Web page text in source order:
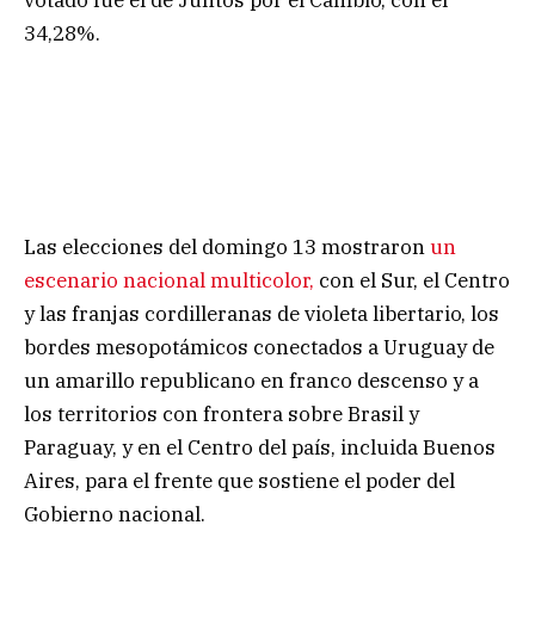
34,28%.
Las elecciones del domingo 13 mostraronun
escenario nacional multicolor, con el Sur, el Centro
y las franjas cordilleranas de violeta libertario, los
bordes mesopotámicos conectados a Uruguay de
un amarillo republicano en franco descenso y a
los territorios con frontera sobre Brasil y
Paraguay, y en el Centro del país, incluida Buenos
Aires, para el frente que sostiene el poder del
Gobierno nacional.